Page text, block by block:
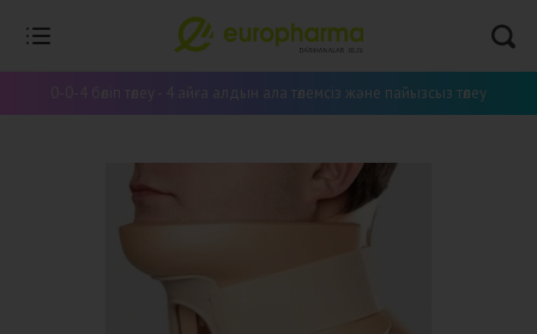
0-0-4 бөліп төлеу - 4 айға алдын ала төлемсіз және пайызсыз төлеу